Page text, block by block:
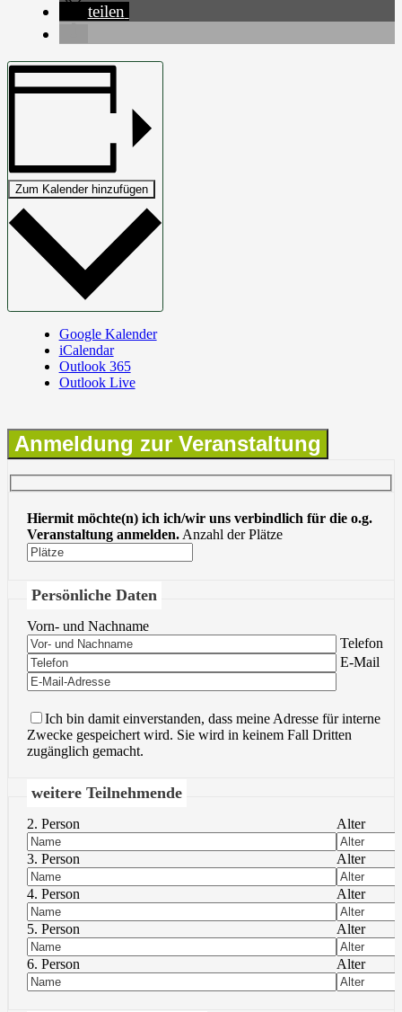
teilen
Zum Kalender hinzufügen
Google Kalender
iCalendar
Outlook 365
Outlook Live
Anmeldung zur Veranstaltung
Hiermit möchte(n) ich ich/wir uns verbindlich für die o.g.
Veranstaltung anmelden.Anzahl der Plätze
Persönliche Daten
Vorn- und Nachname
Bitte lasse
Telefon
Bitte lasse
E-Mail
Ich bin damit einverstanden, dass meine Adresse für interne
Zwecke gespeichert wird. Sie wird in keinem Fall Dritten
zugänglich gemacht.
weitere Teilnehmende
2. Person Alter
3. Person Alter
4. Person Alter
5. Person Alter
6. Person Alter